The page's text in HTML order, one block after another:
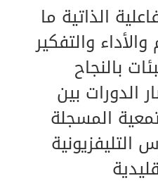
الذاتية ما
والتفكير
بالنجاح
الدورات بين
المسجلة
التليفزيونية